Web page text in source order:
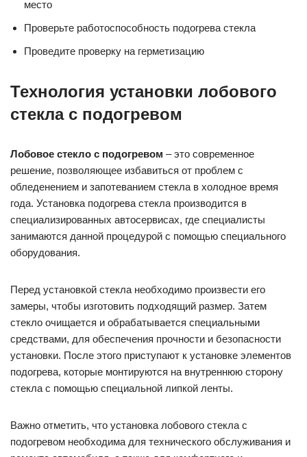
место
Проверьте работоспособность подогрева стекла
Проведите проверку на герметизацию
Технология установки лобового
стекла с подогревом
Лобовое стекло с подогревом – это современное
решение, позволяющее избавиться от проблем с
обледенением и запотеванием стекла в холодное время
года. Установка подогрева стекла производится в
специализированных автосервисах, где специалисты
занимаются данной процедурой с помощью специального
оборудования.
Перед установкой стекла необходимо произвести его
замеры, чтобы изготовить подходящий размер. Затем
стекло очищается и обрабатывается специальными
средствами, для обеспечения прочности и безопасности
установки. После этого приступают к установке элементов
подогрева, которые монтируются на внутреннюю сторону
стекла с помощью специальной липкой ленты.
Важно отметить, что установка лобового стекла с
подогревом необходима для технического обслуживания и